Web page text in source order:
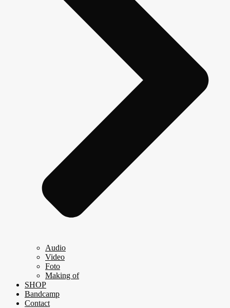
Audio
Video
Foto
Making of
SHOP
Bandcamp
Contact